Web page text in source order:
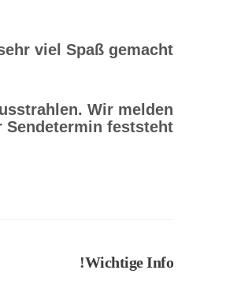
viel Spaß gemacht .
Wir melden
feststeht.
Wichtige Info!